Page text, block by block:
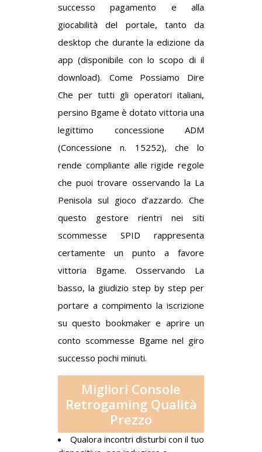
successo pagamento e alla
giocabilità del portale, tanto da
desktop che durante la edizione da
app (disponibile con lo scopo di il
download). Come Possiamo Dire
Che per tutti gli operatori italiani,
persino Bgame è dotato vittoria una
legittimo concessione ADM
(Concessione n. 15252), che lo
rende compliante alle rigide regole
che puoi trovare osservando la La
Penisola sul gioco d’azzardo. Che
questo gestore rientri nei siti
scommesse SPID rappresenta
certamente un punto a favore
vittoria Bgame. Osservando La
basso, la giudizio step by step per
portare a compimento la iscrizione
su questo bookmaker e aprire un
conto scommesse Bgame nel giro
successo pochi minuti.
Migliori Console
Retrogaming Qualità
Prezzo
Qualora incontri disturbi con il tuo